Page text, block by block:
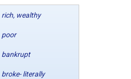
rich, wealthy
poor
bankrupt
broke- literally